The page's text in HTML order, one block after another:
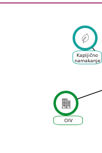
Kapljično
namakanje
v
OIV